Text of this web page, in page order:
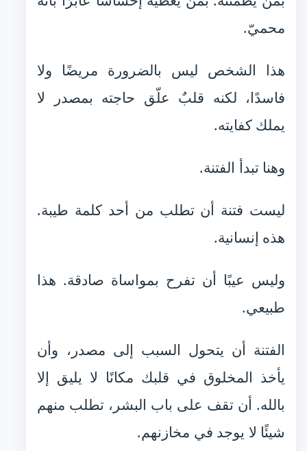
محميّ.
هذا الشخص ليس بالضرورة مريضًا ولا
فاسدًا، لكنه قلبٌ علّق حاجته بمصدر لا
يملك كفايته.
وهنا تبدأ الفتنة.
ليست فتنة أن تطلب من أحد كلمة طيبة.
هذه إنسانية.
وليس عيبًا أن تفرح بمواساة صادقة. هذا
طبيعي.
الفتنة أن يتحول السبب إلى مصدر، وأن
يأخذ المخلوق في قلبك مكانًا لا يليق إلا
بالله. أن تقف على باب البشر، تطلب منهم
شيئًا لا يوجد في مخازنهم.